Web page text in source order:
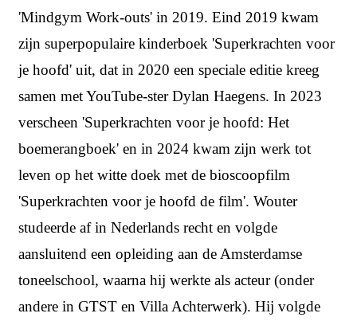
'Mindgym Work-outs' in 2019. Eind 2019 kwam
zijn superpopulaire kinderboek 'Superkrachten voor
je hoofd' uit, dat in 2020 een speciale editie kreeg
samen met YouTube-ster Dylan Haegens. In 2023
verscheen 'Superkrachten voor je hoofd: Het
boemerangboek' en in 2024 kwam zijn werk tot
leven op het witte doek met de bioscoopfilm
'Superkrachten voor je hoofd de film'. Wouter
studeerde af in Nederlands recht en volgde
aansluitend een opleiding aan de Amsterdamse
toneelschool, waarna hij werkte als acteur (onder
andere in GTST en Villa Achterwerk). Hij volgde